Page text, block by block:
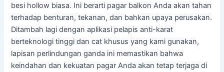
besi hollow biasa. Ini berarti pagar balkon Anda akan tahan
terhadap benturan, tekanan, dan bahkan upaya perusakan.
Ditambah lagi dengan aplikasi pelapis anti-karat
berteknologi tinggi dan cat khusus yang kami gunakan,
lapisan perlindungan ganda ini memastikan bahwa
keindahan dan kekuatan pagar Anda akan tetap terjaga di